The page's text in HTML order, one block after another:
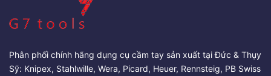
Phân phối chính hãng dụng cụ cầm tay sản xuất tại Đức & Thụy
Sỹ: Knipex, Stahlwille, Wera, Picard, Heuer, Rennsteig, PB Swiss